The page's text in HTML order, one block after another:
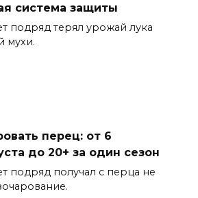
система защиты
подряд терял урожай лука
мухи.
перец: от 6
до 20+ за один сезон
подряд получал с перца не